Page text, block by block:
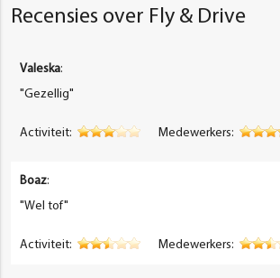
Recensies over Fly & Drive
Valeska:
"Gezellig"
Activiteit: Medewerkers:
Boaz:
"Wel tof"
Activiteit: Medewerkers: